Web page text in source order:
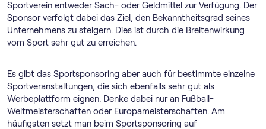
Sportverein entweder Sach- oder Geldmittel zur Verfügung. Der
Sponsor verfolgt dabei das Ziel, den Bekanntheitsgrad seines
Unternehmens zu steigern. Dies ist durch die Breitenwirkung
vom Sport sehr gut zu erreichen.
Es gibt das Sportsponsoring aber auch für bestimmte einzelne
Sportveranstaltungen, die sich ebenfalls sehr gut als
Werbeplattform eignen. Denke dabei nur an Fußball-
Weltmeisterschaften oder Europameisterschaften. Am
häufigsten setzt man beim Sportsponsoring auf